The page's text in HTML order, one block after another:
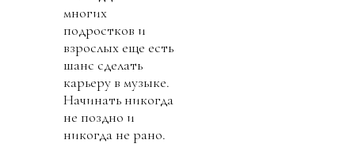
многих
подростков и
взрослых еще есть
шанс сделать
карьеру в музыке.
Начинать никогда
не поздно и
никогда не рано.